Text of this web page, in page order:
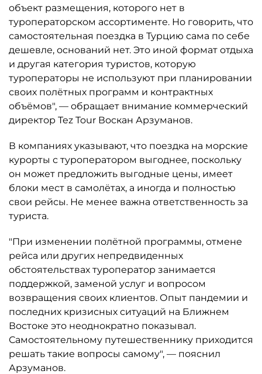
объект размещения, которого нет в
туроператорском ассортименте. Но говорить, что
самостоятельная поездка в Турцию сама по себе
дешевле, оснований нет. Это иной формат отдыха
и другая категория туристов, которую
туроператоры не используют при планировании
своих полётных программ и контрактных
объёмов", — обращает внимание коммерческий
директор Tez Tour Воскан Арзуманов.
В компаниях указывают, что поездка на морские
курорты с туроператором выгоднее, поскольку
он может предложить выгодные цены, имеет
блоки мест в самолётах, а иногда и полностью
свои рейсы. Не менее важна ответственность за
туриста.
"При изменении полётной программы, отмене
рейса или других непредвиденных
обстоятельствах туроператор занимается
поддержкой, заменой услуг и вопросом
возвращения своих клиентов. Опыт пандемии и
последних кризисных ситуаций на Ближнем
Востоке это неоднократно показывал.
Самостоятельному путешественнику приходится
решать такие вопросы самому", — пояснил
Арзуманов.